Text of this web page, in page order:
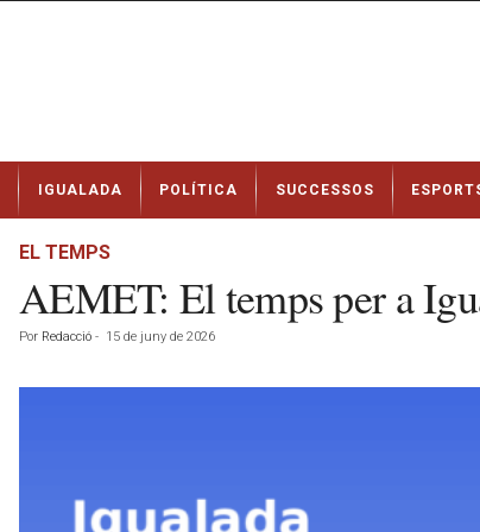
t
IGUALADA POLÍTICA SUCCESSOS
EL TEMPS
AEMET: El temps per a
Por Redacció - 15 de juny de 2026